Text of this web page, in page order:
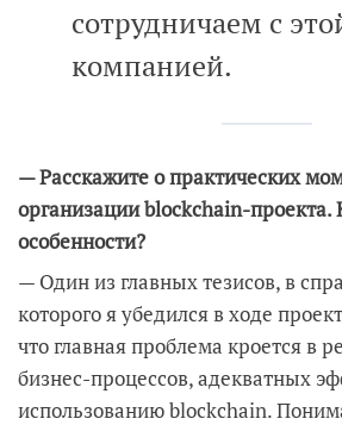
сотрудничаем с
компанией.
— Расскажите о практических
организации blockchain-проекта.
особенности?
— Один из главных тезисов, в
которого я убедился в ходе
что главная проблема кроется в
бизнес-процессов, адекватных
использованию blockchain.